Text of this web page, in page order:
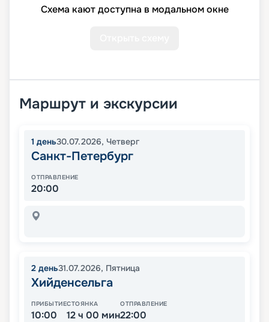
Схема кают доступна в модальном окне
Маршрут и экскурсии
1 день30.07.2026, Четверг
Санкт-Петербург
ОТПРАВЛЕНИЕ
20:00
2 день31.07.2026, Пятница
Хийденсельга
ПРИБЫТИЕ
10:00
СТОЯНКА
12 ч 00 мин
ОТПРАВЛЕНИЕ
22:00